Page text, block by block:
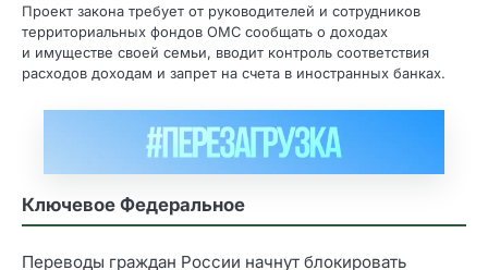
Проект закона требует от руководителей и сотрудников
территориальных фондов ОМС сообщать о доходах
и имуществе своей семьи, вводит контроль соответствия
расходов доходам и запрет на счета в иностранных банках.
Ключевое Федеральное
Переводы граждан России начнут блокировать